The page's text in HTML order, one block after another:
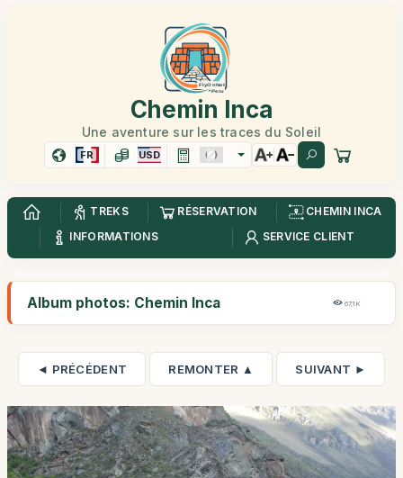
Chemin Inca
Une aventure sur les traces du Soleil
FR USD
TREKS RÉSERVATION
CHEMIN INCA
INFORMATIONS
SERVICE CLIENT
Album photos: Chemin Inca 67,1K
◄ PRÉCÉDENT REMONTER ▲ SUIVANT ►